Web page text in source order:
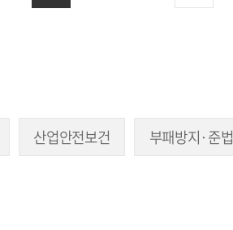
산업안전보건 부패방지·준